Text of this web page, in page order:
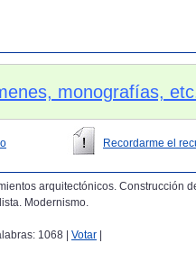
monografías,
Recordarme el
arquitectónicos. Construcción
Modernismo.
1068 | Votar